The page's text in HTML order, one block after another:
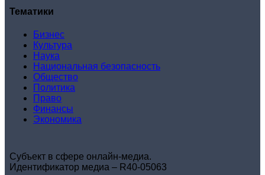
Тематики
Бизнес
Культура
Наука
Национальная безопасность
Общество
Политика
Право
Финансы
Экономика
Субъект в сфере онлайн-медиа.
Идентификатор медиа – R40-05063